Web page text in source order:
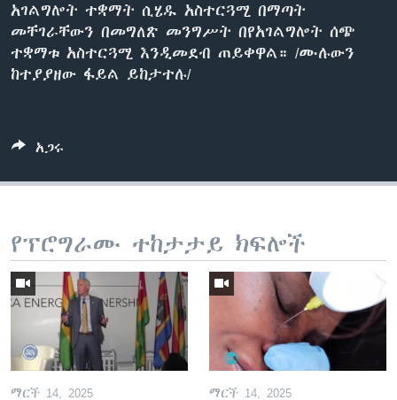
አገልግሎት ተቋማት ሲሄዱ አስተርጓሚ በማጣት
መቸገራቸውን በመግለጽ መንግሥት በየአገልግሎት ሰጭ
ተቋማቱ አስተርጓሚ እንዲመደብ ጠይቀዋል። /ሙሉውን
ከተያያዘው ፋይል ይከታተሉ/
አጋሩ
የፕሮግራሙ ተከታታይ ክፍሎች
ማርች 14, 2025 ማርች 14, 2025